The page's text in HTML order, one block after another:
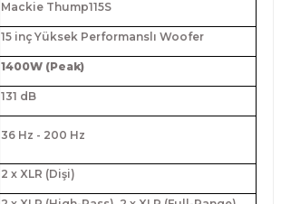
Mackie Thump115S
15 inç Yüksek Performanslı Woofer
1400W (Peak)
131 dB
36 Hz - 200 Hz
2 x XLR (Dişi)